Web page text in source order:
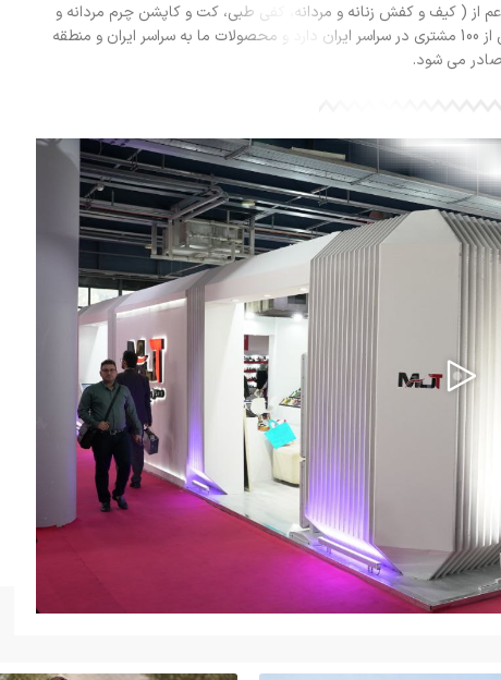
از ( کیف و کفش زنانه و مردانه، کفی طبی، کت و کاپشن چرم مردانه و
زنانه، کمربند و تجهیزات پزشکی در ایران است. همچنین بیش از 100 مشتری در سراسر ایران دارد و محصولات ما به سراسر ایران و منطقه
صادر می شود.